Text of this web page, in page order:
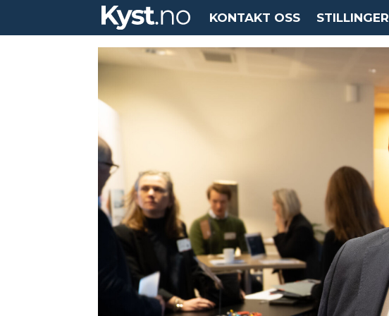
KONTAKT OSS STILLINGER